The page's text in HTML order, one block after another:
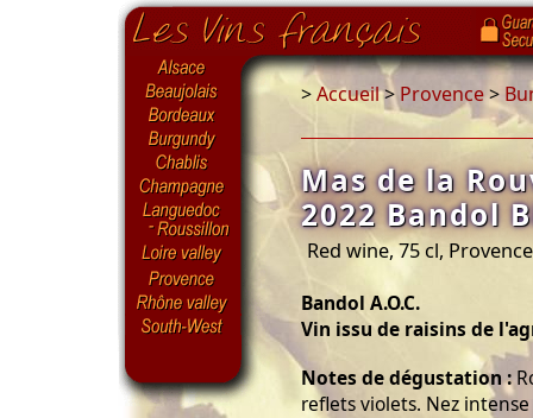
>Accueil>Provence>
Mas de la
2022 Bandol
Red wine, 75 cl,
Bandol A.O.C.
Vin issu de raisins de
Notes de dégustation :
reflets violets. Nez